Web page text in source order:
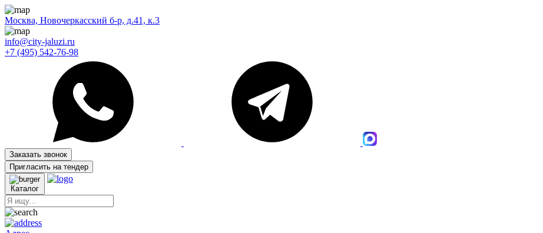
Москва, Новочеркасский б-р, д.41, к.3
info@city-jaluzi.ru
+7 (495) 542-76-98
Заказать звонок
Пригласить на тендер
Каталог